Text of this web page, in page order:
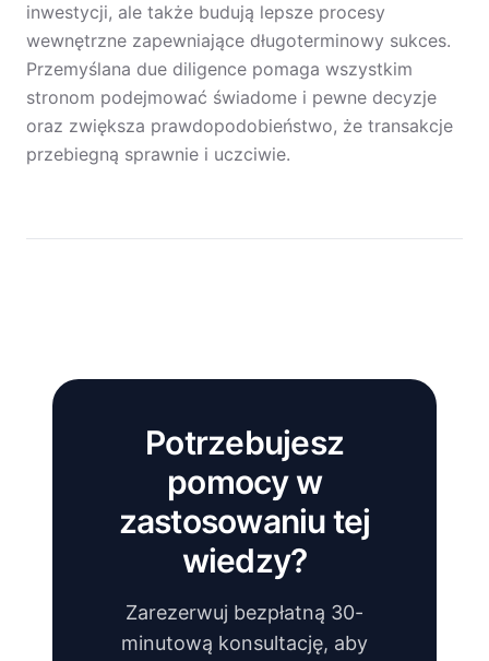
inwestycji, ale także budują lepsze procesy
wewnętrzne zapewniające długoterminowy sukces.
Przemyślana due diligence pomaga wszystkim
stronom podejmować świadome i pewne decyzje
oraz zwiększa prawdopodobieństwo, że transakcje
przebiegną sprawnie i uczciwie.
Potrzebujesz
pomocy w
zastosowaniu tej
wiedzy?
Zarezerwuj bezpłatną 30-
minutową konsultację, aby